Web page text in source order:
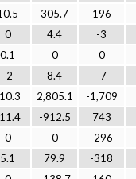
305.7
196
0 4.4
-3
0.1 0
0
-2 8.4
-7
2,805.1
-1,709
-912.5
743
0 0
-296
5.1 79.9
-318